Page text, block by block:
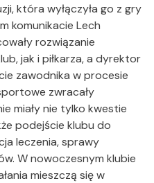
która wyłączyła go z gry
komunikacie Lech
rozwiązanie
jak i piłkarza, a dyrektor
zawodnika w procesie
zwracały
miały nie tylko kwestie
podejście klubu do
leczenia, sprawy
W nowoczesnym klubie
mieszczą się w